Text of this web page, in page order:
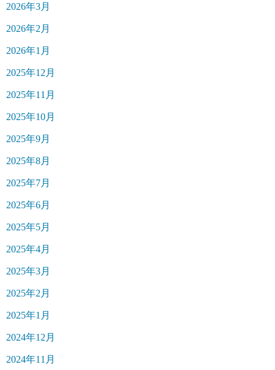
2026年3月
2026年2月
2026年1月
2025年12月
2025年11月
2025年10月
2025年9月
2025年8月
2025年7月
2025年6月
2025年5月
2025年4月
2025年3月
2025年2月
2025年1月
2024年12月
2024年11月